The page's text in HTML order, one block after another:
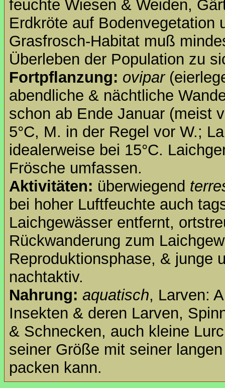
feuchte Wiesen & Weiden,
Erdkröte auf Bodenvegetation
Grasfrosch-Habitat muß
Überleben der Population zu
Fortpflanzung: ovipar
abendliche & nächtliche
schon ab Ende Januar (meist
5°C, M. in der Regel vor W.;
idealerweise bei 15°C.
Frösche umfassen.
Aktivitäten: überwiegend
bei hoher Luftfeuchte auch
Laichgewässer entfernt,
Rückwanderung zum
Reproduktionsphase, & junge
nachtaktiv.
Nahrung: aquatisch, Larven:
Insekten & deren Larven,
& Schnecken, auch kleine
seiner Größe mit seiner
packen kann.